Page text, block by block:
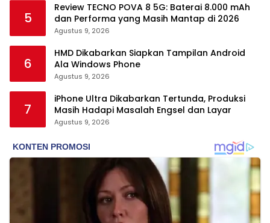
5
Review TECNO POVA 8 5G: Baterai 8.000 mAh
dan Performa yang Masih Mantap di 2026
Agustus 9, 2026
6
HMD Dikabarkan Siapkan Tampilan Android
Ala Windows Phone
Agustus 9, 2026
7
iPhone Ultra Dikabarkan Tertunda, Produksi
Masih Hadapi Masalah Engsel dan Layar
Agustus 9, 2026